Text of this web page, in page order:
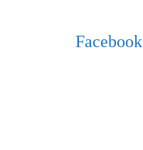
Facebook